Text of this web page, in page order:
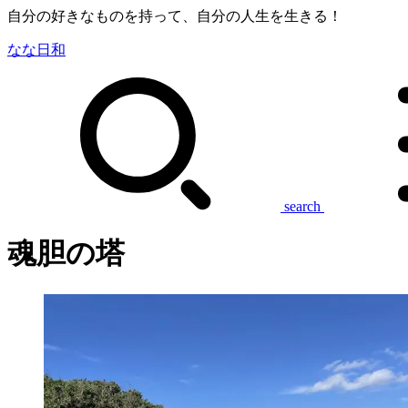
自分の好きなものを持って、自分の人生を生きる！
なな日和
search
魂胆の塔